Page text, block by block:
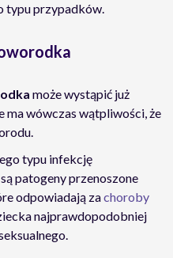
typu przypadków.
może wystąpić już
ma wówczas wątpliwości, że
typu infekcję
patogeny przenoszone
odpowiadają zachoroby
najprawdopodobniej